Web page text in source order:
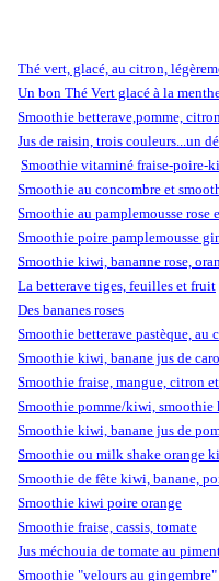
Thé vert, glacé, au citron,
Un bon Thé Vert glacé à la
Smoothie betterave,pomme,
Jus de raisin, trois couleurs...un
Smoothie vitaminé fraise-poire-
Smoothie au concombre et
Smoothie au pamplemousse rose
Smoothie poire pamplemousse
Smoothie kiwi, bananne rose,
La betterave tiges, feuilles et fruit
Des bananes roses
Smoothie betterave pastèque, au
Smoothie kiwi, banane jus de
Smoothie fraise, mangue, citron
Smoothie pomme/kiwi,
Smoothie kiwi, banane jus de
Smoothie ou milk shake orange
Smoothie de fête kiwi, banane,
Smoothie kiwi poire orange
Smoothie fraise, cassis, tomate
Jus méchouia de tomate au
Smoothie "velours au gingembre"